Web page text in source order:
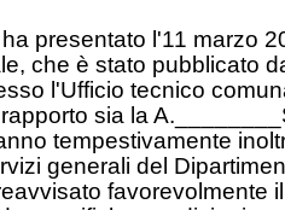
presentato l'11 marzo
che è stato pubblicato
l'Ufficio tecnico
sia la
tempestivamente
generali del
favorevolmente